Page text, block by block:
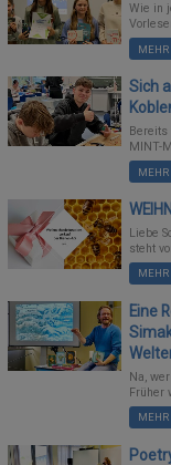
Wie in
MEHR
Sich
MINT-
MEHR
Liebe
steht
MEHR
Eine
Na,
Früher
MEHR